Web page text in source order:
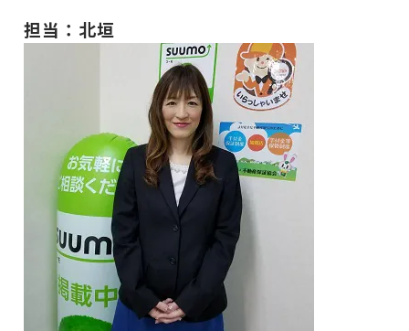
担当：北垣